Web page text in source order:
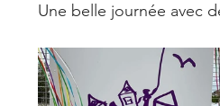
Une belle journée avec